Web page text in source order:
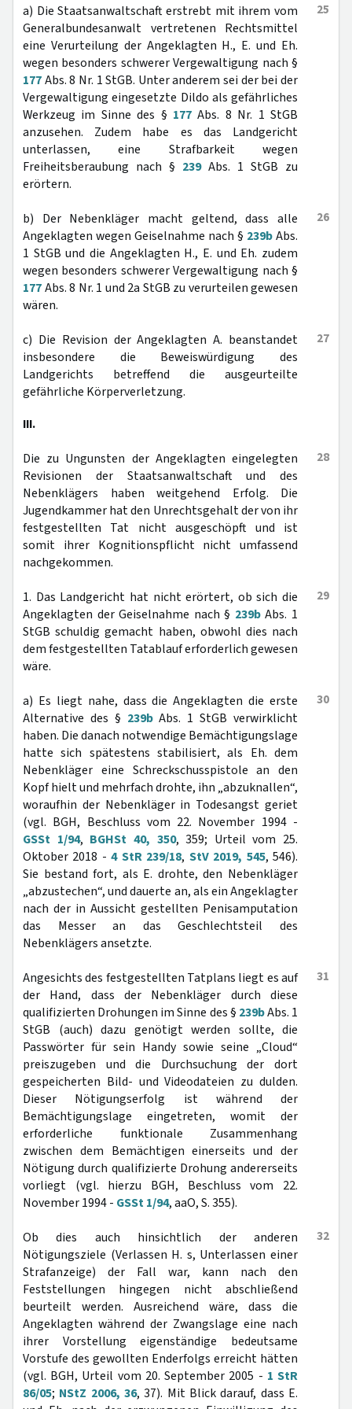
25
a) Die Staatsanwaltschaft erstrebt mit ihrem vom
Generalbundesanwalt vertretenen Rechtsmittel
eine Verurteilung der Angeklagten H., E. und Eh.
wegen besonders schwerer Vergewaltigung nach §
177Abs. 8 Nr. 1 StGB. Unter anderem sei der bei der
Vergewaltigung eingesetzte Dildo als gefährliches
Werkzeug im Sinne des § 177 Abs. 8 Nr. 1 StGB
anzusehen. Zudem habe es das Landgericht
unterlassen, eine Strafbarkeit wegen
Freiheitsberaubung nach § 239Abs. 1 StGB zu
erörtern.
26
b) Der Nebenkläger macht geltend, dass alle
Angeklagten wegen Geiselnahme nach § 239bAbs.
1 StGB und die Angeklagten H., E. und Eh. zudem
wegen besonders schwerer Vergewaltigung nach §
177Abs. 8 Nr. 1 und 2a StGB zu verurteilen gewesen
wären.
27
c) Die Revision der Angeklagten A. beanstandet
insbesondere die Beweiswürdigung des
Landgerichts betreffend die ausgeurteilte
gefährliche Körperverletzung.
III.
28
Die zu Ungunsten der Angeklagten eingelegten
Revisionen der Staatsanwaltschaft und des
Nebenklägers haben weitgehend Erfolg. Die
Jugendkammer hat den Unrechtsgehalt der von ihr
festgestellten Tat nicht ausgeschöpft und ist
somit ihrer Kognitionspflicht nicht umfassend
nachgekommen.
29
1. Das Landgericht hat nicht erörtert, ob sich die
Angeklagten der Geiselnahme nach § 239bAbs. 1
StGB schuldig gemacht haben, obwohl dies nach
dem festgestellten Tatablauf erforderlich gewesen
wäre.
30
a) Es liegt nahe, dass die Angeklagten die erste
Alternative des § 239bAbs. 1 StGB verwirklicht
haben. Die danach notwendige Bemächtigungslage
hatte sich spätestens stabilisiert, als Eh. dem
Nebenkläger eine Schreckschusspistole an den
Kopf hielt und mehrfach drohte, ihn „abzuknallen“,
woraufhin der Nebenkläger in Todesangst geriet
(vgl. BGH, Beschluss vom 22. November 1994 -
GSSt 1/94, BGHSt 40, 350, 359; Urteil vom 25.
Oktober 2018 -4 StR 239/18, StV 2019, 545, 546).
Sie bestand fort, als E. drohte, den Nebenkläger
„abzustechen“, und dauerte an, als ein Angeklagter
nach der in Aussicht gestellten Penisamputation
das Messer an das Geschlechtsteil des
Nebenklägers ansetzte.
31
Angesichts des festgestellten Tatplans liegt es auf
der Hand, dass der Nebenkläger durch diese
qualifizierten Drohungen im Sinne des § 239bAbs. 1
StGB (auch) dazu genötigt werden sollte, die
Passwörter für sein Handy sowie seine „Cloud“
preiszugeben und die Durchsuchung der dort
gespeicherten Bild- und Videodateien zu dulden.
Dieser Nötigungserfolg ist während der
Bemächtigungslage eingetreten, womit der
erforderliche funktionale Zusammenhang
zwischen dem Bemächtigen einerseits und der
Nötigung durch qualifizierte Drohung andererseits
vorliegt (vgl. hierzu BGH, Beschluss vom 22.
November 1994 - GSSt 1/94, aaO, S. 355).
32
Ob dies auch hinsichtlich der anderen
Nötigungsziele (Verlassen H. s, Unterlassen einer
Strafanzeige) der Fall war, kann nach den
Feststellungen hingegen nicht abschließend
beurteilt werden. Ausreichend wäre, dass die
Angeklagten während der Zwangslage eine nach
ihrer Vorstellung eigenständige bedeutsame
Vorstufe des gewollten Enderfolgs erreicht hätten
(vgl. BGH, Urteil vom 20. September 2005 - 1 StR
86/05; NStZ 2006, 36, 37). Mit Blick darauf, dass E.